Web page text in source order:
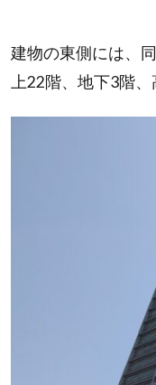
建物の東側には、
上22階、地下3階